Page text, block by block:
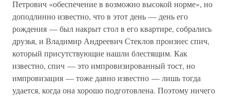
Петрович «обеспечение в возможно высокой норме», но
доподлинно известно, что в этот день — день его
рождения — был накрыт стол в его квартире, собрались
друзья, и Владимир Андреевич Стеклов произнес спич,
который присутствующие нашли блестящим. Как
известно, спич — это импровизированный тост, но
импровизация — тоже давно известно — лишь тогда
удается, когда она хорошо подготовлена. Поэтому ничего